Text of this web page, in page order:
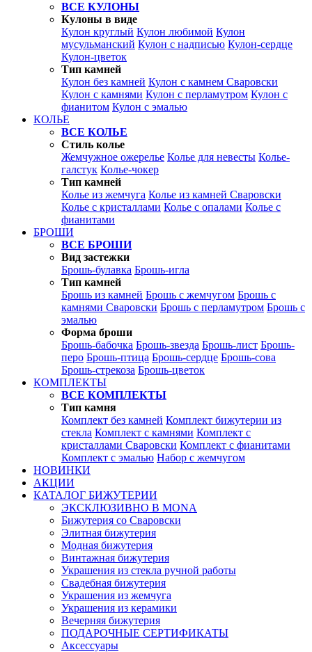
ВСЕ КУЛОНЫ
Кулоны в виде
Кулон круглый Кулон любимой Кулон
мусульманский Кулон с надписью Кулон-сердце
Кулон-цветок
Тип камней
Кулон без камней Кулон с камнем Сваровски
Кулон с камнями Кулон с перламутром Кулон с
фианитом Кулон с эмалью
КОЛЬЕ
ВСЕ КОЛЬЕ
Стиль колье
Жемчужное ожерелье Колье для невесты Колье-
галстук Колье-чокер
Тип камней
Колье из жемчуга Колье из камней Сваровски
Колье с кристаллами Колье с опалами Колье с
фианитами
БРОШИ
ВСЕ БРОШИ
Вид застежки
Брошь-булавка Брошь-игла
Тип камней
Брошь из камней Брошь с жемчугом Брошь с
камнями Сваровски Брошь с перламутром Брошь с
эмалью
Форма броши
Брошь-бабочка Брошь-звезда Брошь-лист Брошь-
перо Брошь-птица Брошь-сердце Брошь-сова
Брошь-стрекоза Брошь-цветок
КОМПЛЕКТЫ
ВСЕ КОМПЛЕКТЫ
Тип камня
Комплект без камней Комплект бижутерии из
стекла Комплект с камнями Комплект с
кристаллами Сваровски Комплект с фианитами
Комплект с эмалью Набор с жемчугом
НОВИНКИ
АКЦИИ
КАТАЛОГ БИЖУТЕРИИ
ЭКСКЛЮЗИВНО В MONA
Бижутерия со Сваровски
Элитная бижутерия
Модная бижутерия
Винтажная бижутерия
Украшения из стекла ручной работы
Свадебная бижутерия
Украшения из жемчуга
Украшения из керамики
Вечерняя бижутерия
ПОДАРОЧНЫЕ СЕРТИФИКАТЫ
Аксессуары